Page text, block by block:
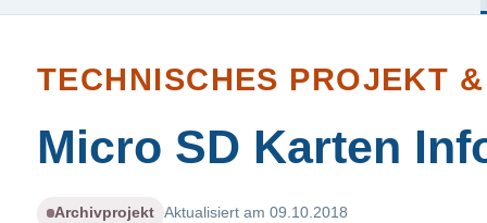
TECHNISCHES PROJEKT
Micro SD Karten
Archivprojekt Aktualisiert am 09.10.2018